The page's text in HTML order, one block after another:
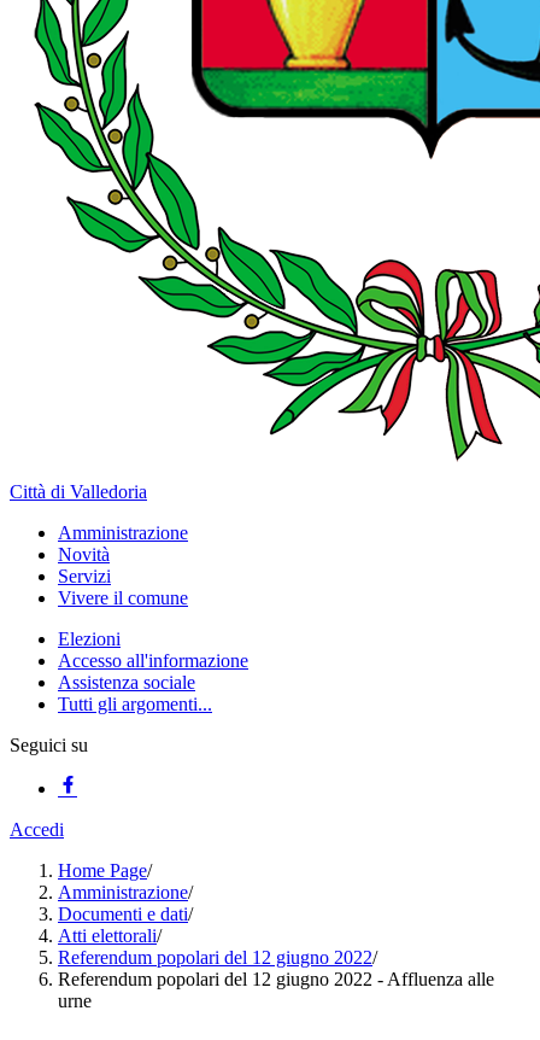
Città di Valledoria
Amministrazione
Novità
Servizi
Vivere il comune
Elezioni
Accesso all'informazione
Assistenza sociale
Tutti gli argomenti...
Seguici su
Accedi
Home Page/
Amministrazione/
Documenti e dati/
Atti elettorali/
Referendum popolari del 12 giugno 2022/
Referendum popolari del 12 giugno 2022 - Affluenza alle
urne